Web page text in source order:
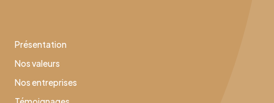
Présentation
Nos valeurs
Nos entreprises